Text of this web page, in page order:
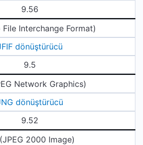
9.56
File Interchange Format)
dönüştürücü
9.5
Network Graphics)
dönüştürücü
9.52
2000 Image)